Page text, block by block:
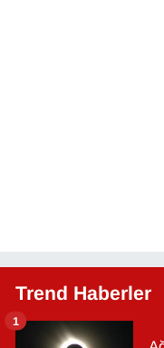
Trend Haberler
1